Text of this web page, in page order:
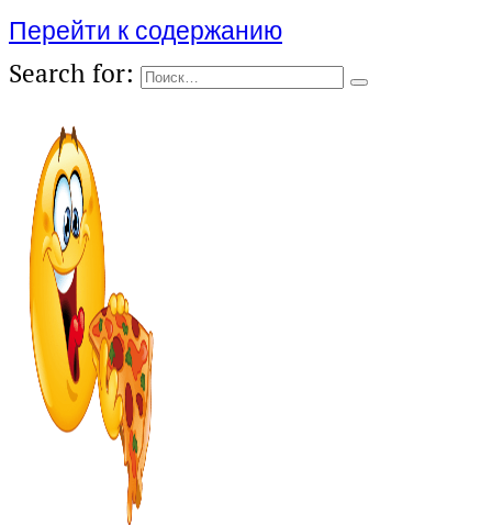
Перейти к содержанию
Search for: